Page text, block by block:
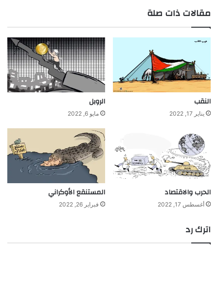
مقالات ذات صلة
النقب
يناير 17, 2022
الروبل
مايو 6, 2022
الحرب والاقتصاد
أغسطس 17, 2022
المستنقع الأوكراني
فبراير 26, 2022
اترك رد